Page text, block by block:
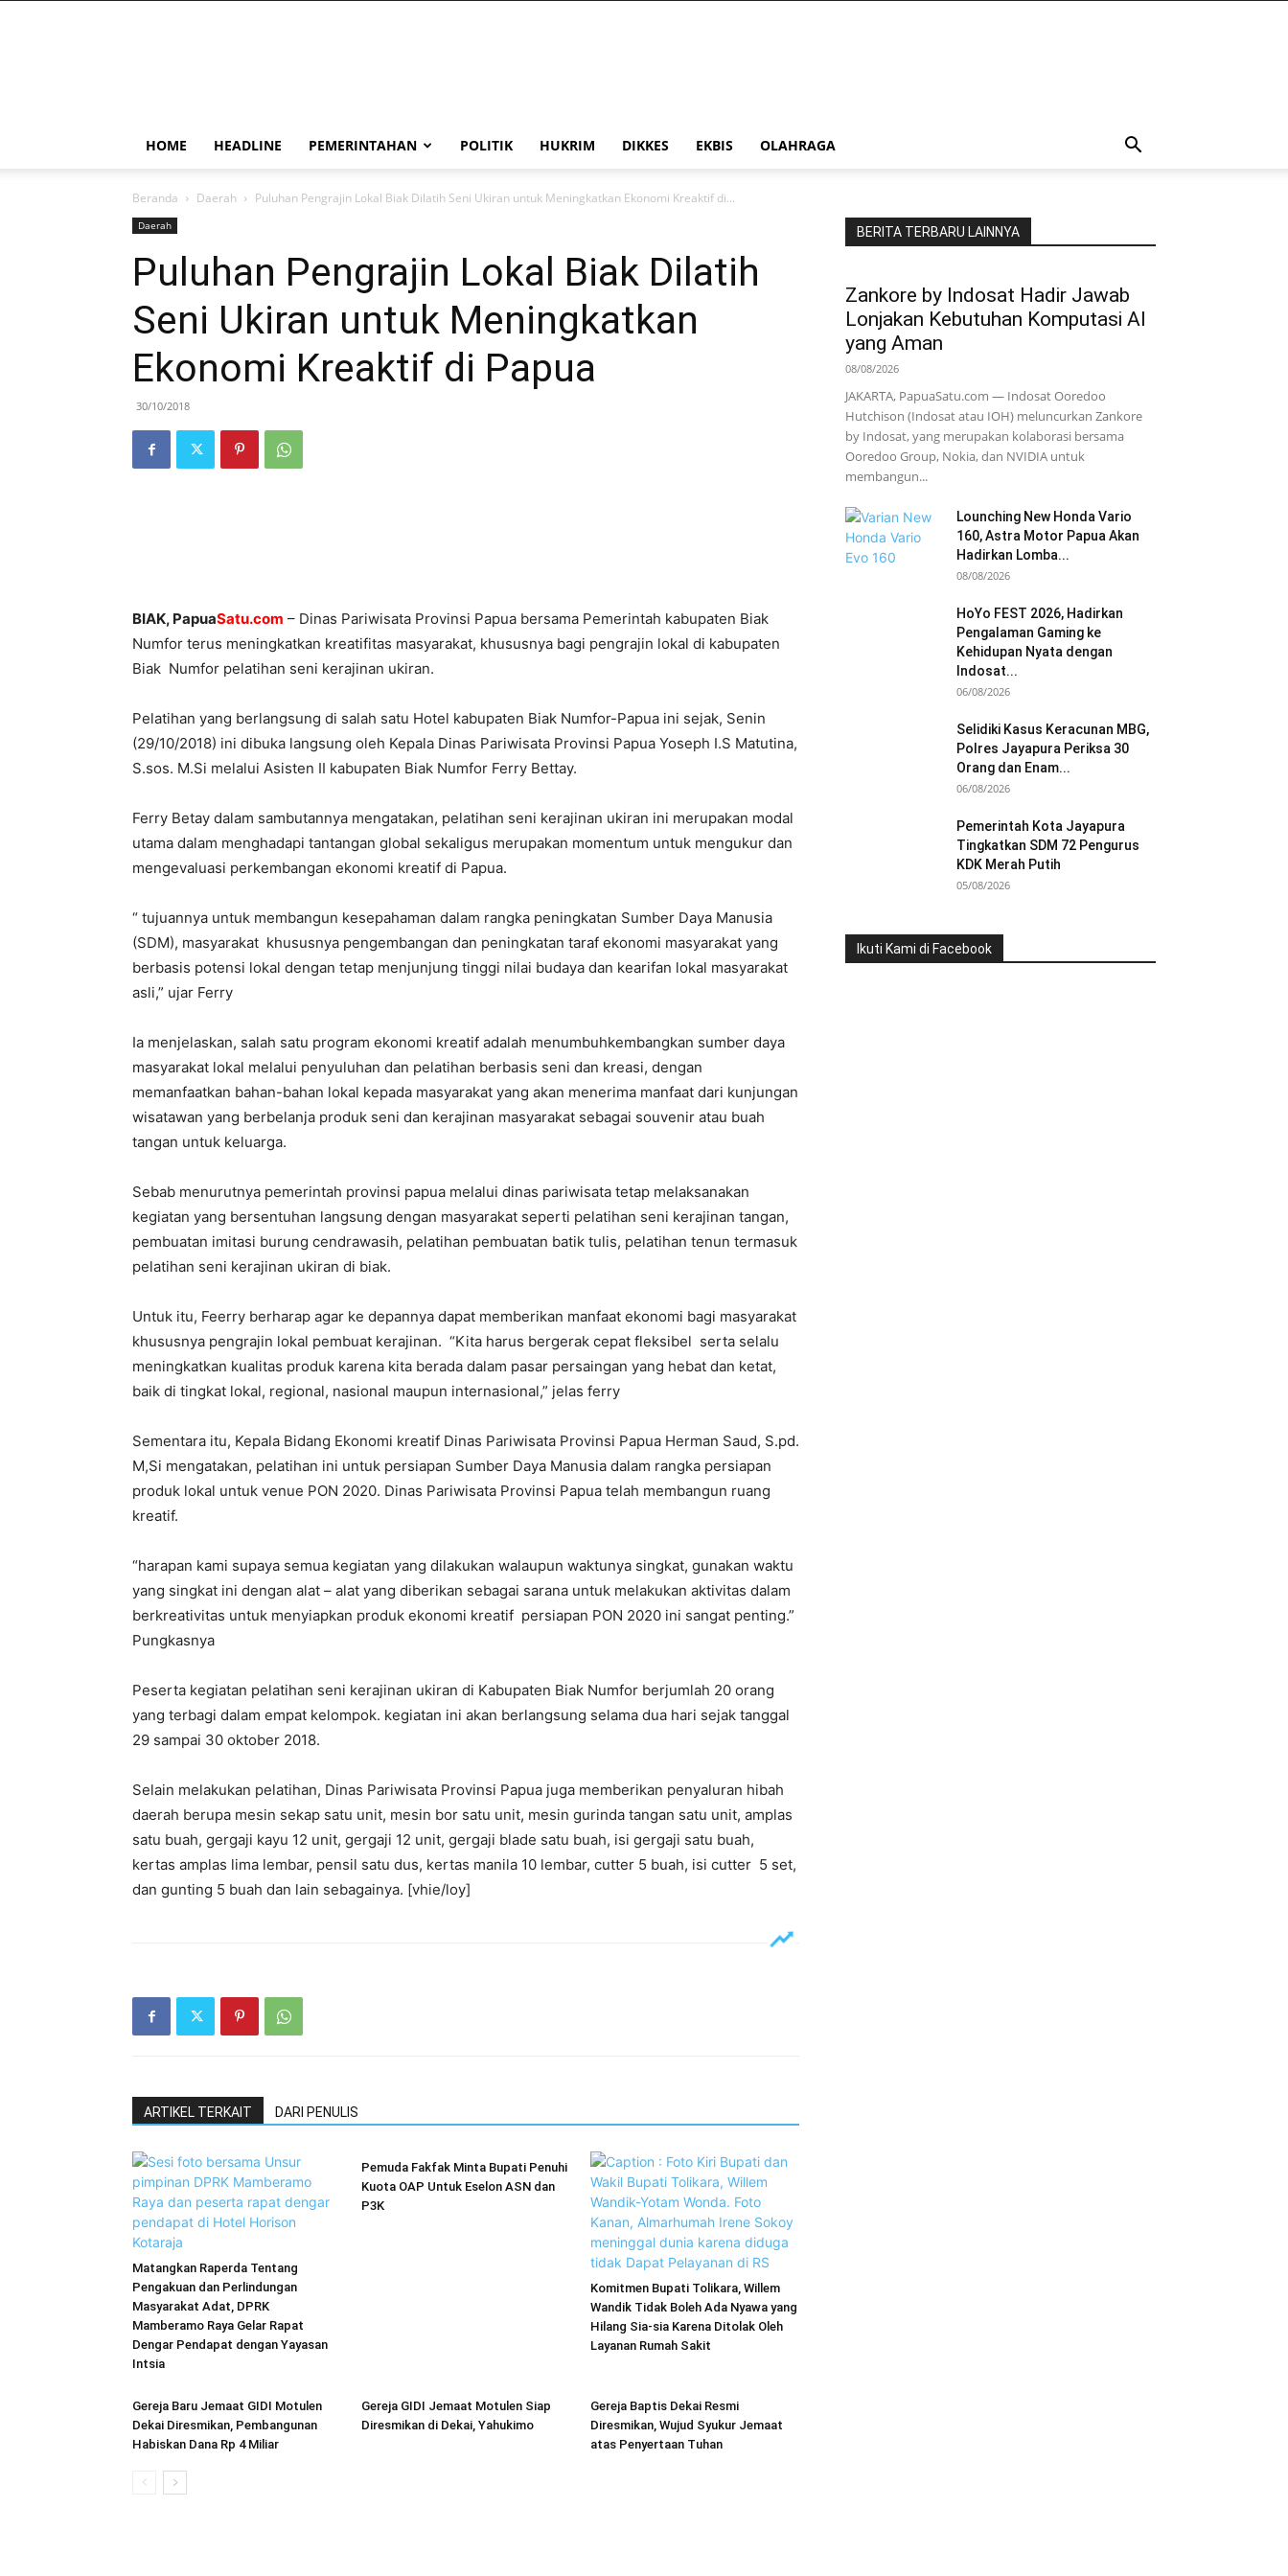
HOME HEADLINE PEMERINTAHAN POLITIK HUKRIM DIKKES EKBIS OLAHRAGA
Beranda Daerah Puluhan Pengrajin Lokal Biak Dilatih Seni Ukiran untuk Meningkatkan Ekonomi Kreaktif di...
Daerah
Puluhan Pengrajin Lokal Biak Dilatih
Seni Ukiran untuk Meningkatkan
Ekonomi Kreaktif di Papua
30/10/2018
BIAK, PapuaSatu.com – Dinas Pariwisata Provinsi Papua bersama Pemerintah kabupaten Biak
Numfor terus meningkatkan kreatifitas masyarakat, khususnya bagi pengrajin lokal di kabupaten
Biak Numfor pelatihan seni kerajinan ukiran.
Pelatihan yang berlangsung di salah satu Hotel kabupaten Biak Numfor-Papua ini sejak, Senin
(29/10/2018) ini dibuka langsung oleh Kepala Dinas Pariwisata Provinsi Papua Yoseph I.S Matutina,
S.sos. M.Si melalui Asisten II kabupaten Biak Numfor Ferry Bettay.
Ferry Betay dalam sambutannya mengatakan, pelatihan seni kerajinan ukiran ini merupakan modal
utama dalam menghadapi tantangan global sekaligus merupakan momentum untuk mengukur dan
mengevaluasi perkembangan ekonomi kreatif di Papua.
“ tujuannya untuk membangun kesepahaman dalam rangka peningkatan Sumber Daya Manusia
(SDM), masyarakat khususnya pengembangan dan peningkatan taraf ekonomi masyarakat yang
berbasis potensi lokal dengan tetap menjunjung tinggi nilai budaya dan kearifan lokal masyarakat
asli,” ujar Ferry
Ia menjelaskan, salah satu program ekonomi kreatif adalah menumbuhkembangkan sumber daya
masyarakat lokal melalui penyuluhan dan pelatihan berbasis seni dan kreasi, dengan
memanfaatkan bahan-bahan lokal kepada masyarakat yang akan menerima manfaat dari kunjungan
wisatawan yang berbelanja produk seni dan kerajinan masyarakat sebagai souvenir atau buah
tangan untuk keluarga.
Sebab menurutnya pemerintah provinsi papua melalui dinas pariwisata tetap melaksanakan
kegiatan yang bersentuhan langsung dengan masyarakat seperti pelatihan seni kerajinan tangan,
pembuatan imitasi burung cendrawasih, pelatihan pembuatan batik tulis, pelatihan tenun termasuk
pelatihan seni kerajinan ukiran di biak.
Untuk itu, Feerry berharap agar ke depannya dapat memberikan manfaat ekonomi bagi masyarakat
khususnya pengrajin lokal pembuat kerajinan. “Kita harus bergerak cepat fleksibel serta selalu
meningkatkan kualitas produk karena kita berada dalam pasar persaingan yang hebat dan ketat,
baik di tingkat lokal, regional, nasional maupun internasional,” jelas ferry
Sementara itu, Kepala Bidang Ekonomi kreatif Dinas Pariwisata Provinsi Papua Herman Saud, S.pd.
M,Si mengatakan, pelatihan ini untuk persiapan Sumber Daya Manusia dalam rangka persiapan
produk lokal untuk venue PON 2020. Dinas Pariwisata Provinsi Papua telah membangun ruang
kreatif.
“harapan kami supaya semua kegiatan yang dilakukan walaupun waktunya singkat, gunakan waktu
yang singkat ini dengan alat – alat yang diberikan sebagai sarana untuk melakukan aktivitas dalam
berkreativitas untuk menyiapkan produk ekonomi kreatif persiapan PON 2020 ini sangat penting.”
Pungkasnya
Peserta kegiatan pelatihan seni kerajinan ukiran di Kabupaten Biak Numfor berjumlah 20 orang
yang terbagi dalam empat kelompok. kegiatan ini akan berlangsung selama dua hari sejak tanggal
29 sampai 30 oktober 2018.
Selain melakukan pelatihan, Dinas Pariwisata Provinsi Papua juga memberikan penyaluran hibah
daerah berupa mesin sekap satu unit, mesin bor satu unit, mesin gurinda tangan satu unit, amplas
satu buah, gergaji kayu 12 unit, gergaji 12 unit, gergaji blade satu buah, isi gergaji satu buah,
kertas amplas lima lembar, pensil satu dus, kertas manila 10 lembar, cutter 5 buah, isi cutter 5 set,
dan gunting 5 buah dan lain sebagainya. [vhie/loy]
ARTIKEL TERKAIT DARI PENULIS
Matangkan Raperda Tentang
Pengakuan dan Perlindungan
Masyarakat Adat, DPRK
Mamberamo Raya Gelar Rapat
Dengar Pendapat dengan Yayasan
Intsia
Pemuda Fakfak Minta Bupati Penuhi
Kuota OAP Untuk Eselon ASN dan
P3K
Komitmen Bupati Tolikara, Willem
Wandik Tidak Boleh Ada Nyawa yang
Hilang Sia-sia Karena Ditolak Oleh
Layanan Rumah Sakit
Gereja Baru Jemaat GIDI Motulen
Dekai Diresmikan, Pembangunan
Habiskan Dana Rp 4 Miliar
Gereja GIDI Jemaat Motulen Siap
Diresmikan di Dekai, Yahukimo
Gereja Baptis Dekai Resmi
Diresmikan, Wujud Syukur Jemaat
atas Penyertaan Tuhan
BERITA TERBARU LAINNYA
Zankore by Indosat Hadir Jawab
Lonjakan Kebutuhan Komputasi AI
yang Aman
08/08/2026
JAKARTA, PapuaSatu.com — Indosat Ooredoo
Hutchison (Indosat atau IOH) meluncurkan Zankore
by Indosat, yang merupakan kolaborasi bersama
Ooredoo Group, Nokia, dan NVIDIA untuk
membangun...
Lounching New Honda Vario
160, Astra Motor Papua Akan
Hadirkan Lomba...
08/08/2026
HoYo FEST 2026, Hadirkan
Pengalaman Gaming ke
Kehidupan Nyata dengan
Indosat...
06/08/2026
Selidiki Kasus Keracunan MBG,
Polres Jayapura Periksa 30
Orang dan Enam...
06/08/2026
Pemerintah Kota Jayapura
Tingkatkan SDM 72 Pengurus
KDK Merah Putih
05/08/2026
Ikuti Kami di Facebook